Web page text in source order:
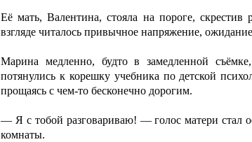
Её мать, Валентина, стояла на пороге,
взгляде читалось привычное напряжение,
Марина медленно, будто в замедленной
потянулись к корешку учебника по детской
прощаясь с чем-то бесконечно дорогим.
— Я с тобой разговариваю! — голос матери стал
комнаты.